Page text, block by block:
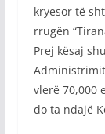
kryesor të
rrugën
Prej kësaj
vlerë 70,000
do ta ndajë